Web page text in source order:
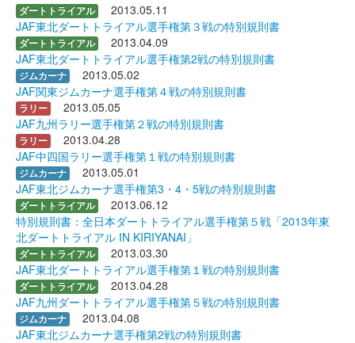
ダートトライアル
2013.05.11
JAF東北ダートトライアル選手権第３戦の特別規則書
ダートトライアル
2013.04.09
JAF東北ダートトライアル選手権第2戦の特別規則書
ジムカーナ
2013.05.02
JAF関東ジムカーナ選手権第４戦の特別規則書
ラリー
2013.05.05
JAF九州ラリー選手権第２戦の特別規則書
ラリー
2013.04.28
JAF中四国ラリー選手権第１戦の特別規則書
ジムカーナ
2013.05.01
JAF東北ジムカーナ選手権第3・4・5戦の特別規則書
ダートトライアル
2013.06.12
特別規則書：全日本ダートトライアル選手権第５戦「2013年東
北ダートトライアル IN KIRIYANAI」
ダートトライアル
2013.03.30
JAF東北ダートトライアル選手権第１戦の特別規則書
ダートトライアル
2013.04.28
JAF九州ダートトライアル選手権第５戦の特別規則書
ジムカーナ
2013.04.08
JAF東北ジムカーナ選手権第2戦の特別規則書